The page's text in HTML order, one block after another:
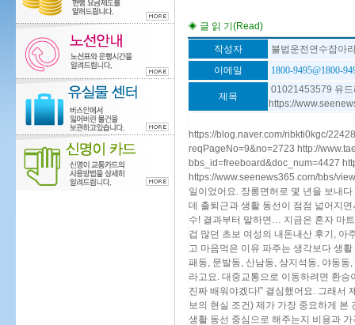
◈ 글 읽 기(Read)
작성자
불법운전연수잡아
이메일
1800-9495@1800-
제목
01021453579 유드
https://
https://blog.naver.com/ribkti0kgc/
reqPageNo=9&no=2723 http://
bbs_id=freeboard&doc_num=4427
https://www.seenews365.com/bbs/
일이었어요. 장롱면허로 몇 년을 보내
데 출퇴근과 생활 동선이 점점 넓어지
수! 결과부터 말하면… 지금은 혼자 마
겁 많던 초보 여성의 내돈내산 후기, 아
고 마음먹은 이유 파주는 생각보다 생
패동, 문발동, 산남동, 상지석동, 야동
라고요. 대중교통으로 이동하려면 환승
진짜 배워야겠다!” 결심했어요. 그래서
보의 현실 조건) 제가 가장 중요하게 본
생활 동선 중심으로 해주는지 비용과